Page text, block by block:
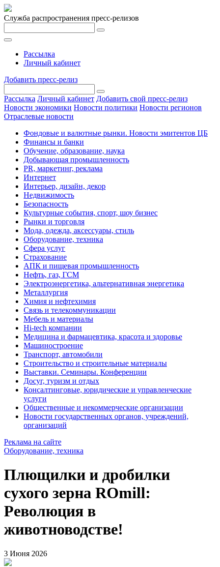
Служба распространения пресс-релизов
Рассылка
Личный кабинет
Добавить пресс-релиз
Рассылка Личный кабинет Добавить свой пресс-релиз
Новости экономики Новости политики Новости регионов
Отраслевые новости
Фондовые и валютные рынки. Новости эмитентов ЦБ
Финансы и банки
Обучение, образование, наука
Добывающая промышленность
PR, маркетинг, реклама
Интернет
Интерьер, дизайн, декор
Недвижимость
Безопасность
Культурные события, спорт, шоу бизнес
Рынки и торговля
Мода, одежда, аксессуары, стиль
Оборудование, техника
Сфера услуг
Страхование
АПК и пищевая промышленность
Нефть, газ, ГСМ
Электроэнергетика, альтернативная энергетика
Металлургия
Химия и нефтехимия
Связь и телекоммуникации
Мебель и материалы
Hi-tech компании
Медицина и фармацевтика, красота и здоровье
Машиностроение
Транспорт, автомобили
Строительство и строительные материалы
Выставки. Семинары. Конференции
Досуг, туризм и отдых
Консалтинговые, юридические и управленческие
услуги
Общественные и некоммерческие организации
Новости государственных органов, учреждений,
организаций
Реклама на сайте
Оборудование, техника
Плющилки и дробилки
сухого зерна ROmill:
Революция в
животноводстве!
3 Июня 2026